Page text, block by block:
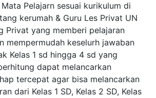
Pelajarn sesuai kurikulum di
kerumah & Guru Les Privat UN
Privat yang memberi pelajaran
mempermudah keselurh jawaban
Kelas 1 sd hingga 4 sd yang
dapat melancarkan
tercepat agar bisa melancarkan
dari Kelas 1 SD, Kelas 2 SD, Kelas